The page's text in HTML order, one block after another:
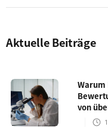
Aktuelle Beiträge
Warum
von